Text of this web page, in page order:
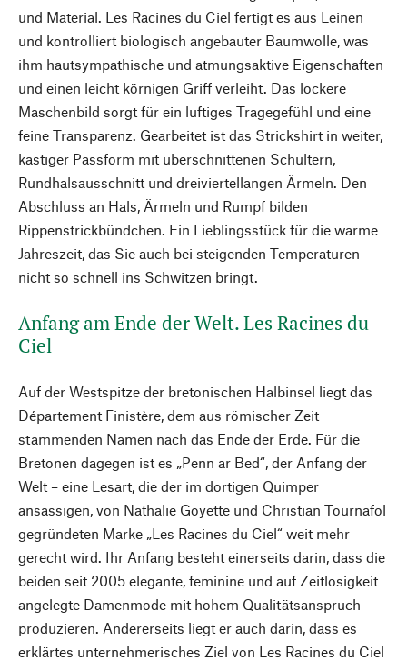
und Material. Les Racines du Ciel fertigt es aus Leinen
und kontrolliert biologisch angebauter Baumwolle, was
ihm hautsympathische und atmungsaktive Eigenschaften
und einen leicht körnigen Griff verleiht. Das lockere
Maschenbild sorgt für ein luftiges Tragegefühl und eine
feine Transparenz. Gearbeitet ist das Strickshirt in weiter,
kastiger Passform mit überschnittenen Schultern,
Rundhalsausschnitt und dreiviertellangen Ärmeln. Den
Abschluss an Hals, Ärmeln und Rumpf bilden
Rippenstrickbündchen. Ein Lieblingsstück für die warme
Jahreszeit, das Sie auch bei steigenden Temperaturen
nicht so schnell ins Schwitzen bringt.
Anfang am Ende der Welt. Les Racines du
Ciel
Auf der Westspitze der bretonischen Halbinsel liegt das
Département Finistère, dem aus römischer Zeit
stammenden Namen nach das Ende der Erde. Für die
Bretonen dagegen ist es „Penn ar Bed“, der Anfang der
Welt – eine Lesart, die der im dortigen Quimper
ansässigen, von Nathalie Goyette und Christian Tournafol
gegründeten Marke „Les Racines du Ciel“ weit mehr
gerecht wird. Ihr Anfang besteht einerseits darin, dass die
beiden seit 2005 elegante, feminine und auf Zeitlosigkeit
angelegte Damenmode mit hohem Qualitätsanspruch
produzieren. Andererseits liegt er auch darin, dass es
erklärtes unternehmerisches Ziel von Les Racines du Ciel